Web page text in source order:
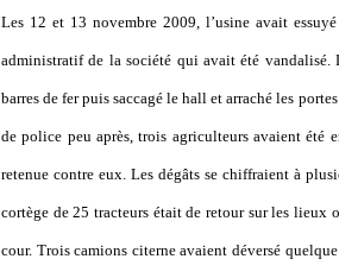
Les 12 et 13 novembre 2009, l’usine avait
administratif de la société qui avait été
barres de fer puis saccagé le hall et arraché les
de police peu après, trois agriculteurs avaient été
retenue contre eux. Les dégâts se chiffraient à
cortège de 25 tracteurs était de retour sur les lieux
cour. Trois camions citerne avaient déversé